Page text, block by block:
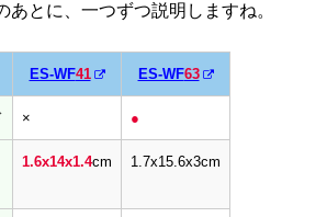
あとに、一つずつ説明しますね。
ES-WF41 ES-WF63
× ●
1.6x14x1.4cm 1.7x15.6x3cm